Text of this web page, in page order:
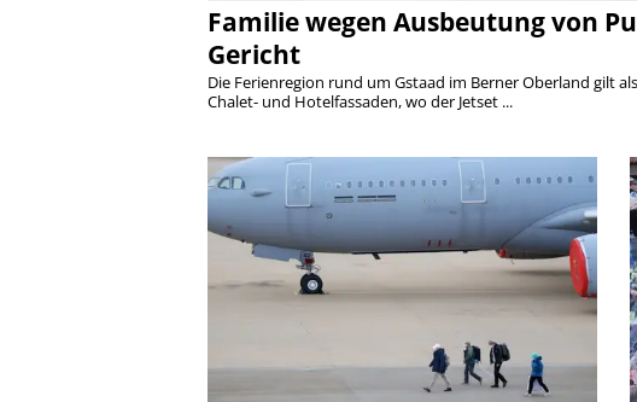
Familie wegen Ausbeutung von
Gericht
Die Ferienregion rund um Gstaad im Berner Oberland gilt
Chalet- und Hotelfassaden, wo der Jetset ...